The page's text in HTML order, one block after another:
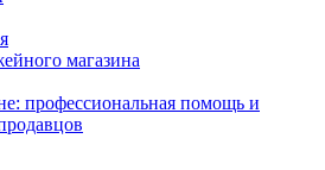
магазина
профессиональная помощь и